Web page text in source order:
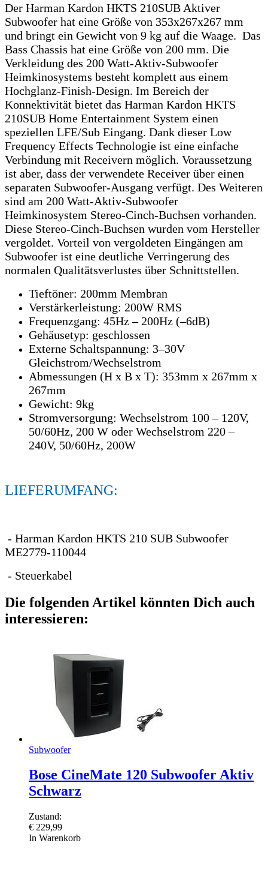
Der Harman Kardon HKTS 210SUB Aktiver
Subwoofer hat eine Größe von 353x267x267 mm
und bringt ein Gewicht von 9 kg auf die Waage. Das
Bass Chassis hat eine Größe von 200 mm. Die
Verkleidung des 200 Watt-Aktiv-Subwoofer
Heimkinosystems besteht komplett aus einem
Hochglanz-Finish-Design. Im Bereich der
Konnektivität bietet das Harman Kardon HKTS
210SUB Home Entertainment System einen
speziellen LFE/Sub Eingang. Dank dieser Low
Frequency Effects Technologie ist eine einfache
Verbindung mit Receivern möglich. Voraussetzung
ist aber, dass der verwendete Receiver über einen
separaten Subwoofer-Ausgang verfügt. Des Weiteren
sind am 200 Watt-Aktiv-Subwoofer
Heimkinosystem Stereo-Cinch-Buchsen vorhanden.
Diese Stereo-Cinch-Buchsen wurden vom Hersteller
vergoldet. Vorteil von vergoldeten Eingängen am
Subwoofer ist eine deutliche Verringerung des
normalen Qualitätsverlustes über Schnittstellen.
Tieftöner: 200mm Membran
Verstärkerleistung: 200W RMS
Frequenzgang: 45Hz – 200Hz (–6dB)
Gehäusetyp: geschlossen
Externe Schaltspannung: 3–30V
Gleichstrom/Wechselstrom
Abmessungen (H x B x T): 353mm x 267mm x
267mm
Gewicht: 9kg
Stromversorgung: Wechselstrom 100 – 120V,
50/60Hz, 200 W oder Wechselstrom 220 –
240V, 50/60Hz, 200W
LIEFERUMFANG:
- Harman Kardon HKTS 210 SUB Subwoofer
ME2779-110044
- Steuerkabel
Die folgenden Artikel könnten Dich auch
interessieren:
Subwoofer
Bose CineMate 120 Subwoofer Aktiv
Schwarz
Zustand:
€ 229,99
In Warenkorb